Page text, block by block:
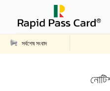
সর্বশেষ সংবাদ